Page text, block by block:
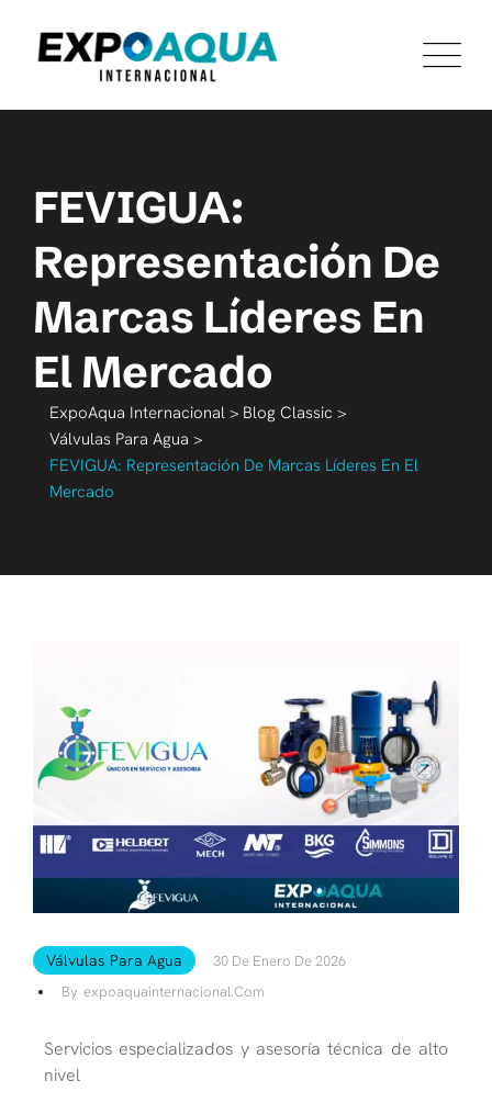
FEVIGUA:
Representación De
Marcas Líderes En
El Mercado
ExpoAqua Internacional > Blog Classic >
Válvulas Para Agua >
FEVIGUA: Representación De Marcas Líderes En El
Mercado
Válvulas Para Agua
30 De Enero De 2026
By Expoaquainternacional.com
Servicios especializados y asesoría técnica de alto
nivel